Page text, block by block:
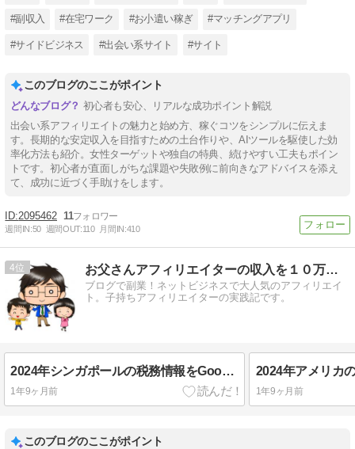
#副収入 #在宅ワーク #お小遣い稼ぎ #マッチングアプリ
#サイドビジネス #出会い系サイト #サイト
このブログのここがポイント
初心者も安心、リアルな成功ポイント解説
出会い系アフィリエイトの魅力と始め方、稼ぐコツをシンプルに伝えま
す。長期的な安定収入を目指すための土台作りや、AIツールを駆使した効
率化方法も紹介。女性ターゲットや独自の特典、続けやすい工夫もポイン
トです。初心者が直面しがちな課題や失敗例に前向きなアドバイスを添え
て、成功に近づく手助けをします。
2095462 11
週間IN:50 週間OUT:110 月間IN:410
4 お父さんアフィリエイターの収入を１０万円増やす方法
ブログで副業！ネットビジネスで大人気のアフィリエイ
ト。子持ちアフィリエイターの実践記です。
2024年シンガポールの税務情報をGoogleに提出する方法[GoogleAdSense]
1年9ヶ月前 1年9ヶ月前
このブログのここがポイント